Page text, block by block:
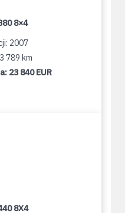
8×4
2007
789 km
23 840 EUR
8X4